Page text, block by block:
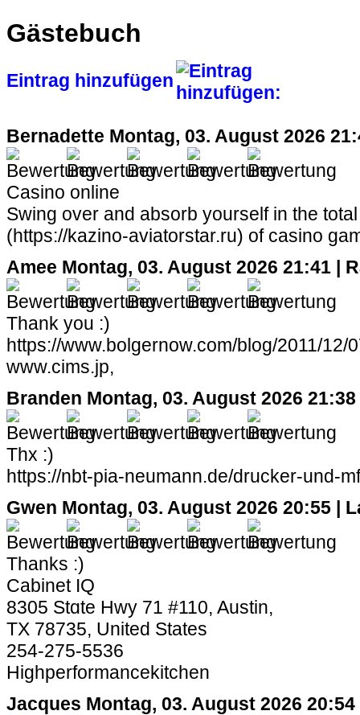
Gästebuch
Eintrag hinzufügen
Bernadette Montag, 03. August 2026
Casino online
Swing over and absorb yourself in the
(https://kazino-aviatorstar.ru) of casino
Amee Montag, 03. August 2026 21:41 |
Thank you :)
https://www.bolgernow.com/blog/2011/12/
www.cims.jp,
Branden Montag, 03. August 2026
Thx :)
https://nbt-pia-neumann.de/drucker-und-
Gwen Montag, 03. August 2026 20:55 |
Thanks :)
Cabinet IQ
8305 Stɑte Hwy 71 #110, Austin,
TX 78735, United Ѕtates
254-275-5536
Highperformancekitchen
Jacques Montag, 03. August 2026